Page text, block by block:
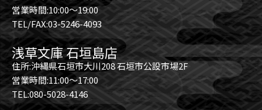
営業時間:10:00～19:00
TEL/FAX:03-5246-4093
浅草文庫 石垣島店
住所:沖縄県石垣市大川208 石垣市公設市場2F
営業時間:11:00～17:00
TEL:080-5028-4146